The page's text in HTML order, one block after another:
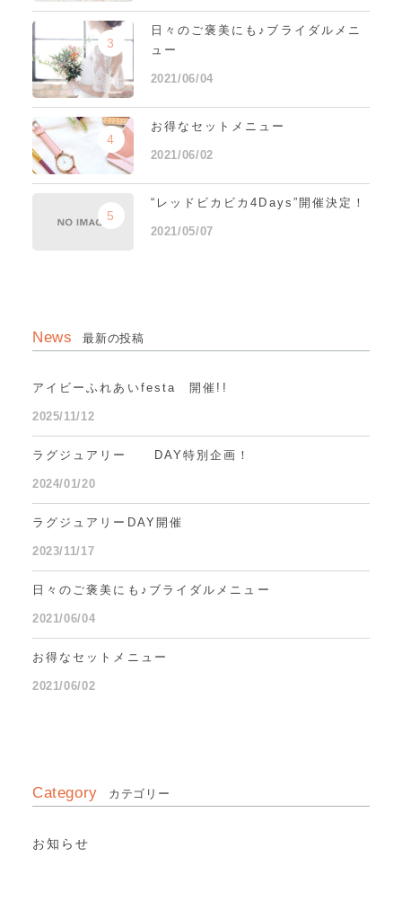
3
日々のご褒美にも♪ブライダルメニ
ュー
2021/06/04
4
お得なセットメニュー
2021/06/02
5
“レッドビカビカ4Days”開催決定！
2021/05/07
News 最新の投稿
アイビーふれあいfesta 開催!!
2025/11/12
ラグジュアリー DAY特別企画！
2024/01/20
ラグジュアリーDAY開催
2023/11/17
日々のご褒美にも♪ブライダルメニュー
2021/06/04
お得なセットメニュー
2021/06/02
Category カテゴリー
お知らせ